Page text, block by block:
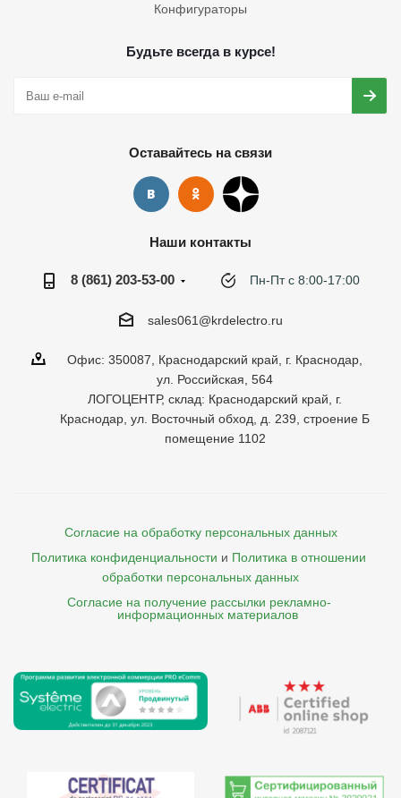
Конфигураторы
Будьте всегда в курсе!
Оставайтесь на связи
Наши контакты
8 (861) 203-53-00 Пн-Пт с 8:00-17:00
sales061@krdelectro.ru
Офис: 350087, Краснодарский край, г. Краснодар,
ул. Российская, 564
ЛОГОЦЕНТР, склад: Краснодарский край, г.
Краснодар, ул. Восточный обход, д. 239, строение Б
помещение 1102
Согласие на обработку персональных данных
Политика конфиденциальности и Политика в отношении
обработки персональных данных
Согласие на получение рассылки рекламно-
    информационных материалов